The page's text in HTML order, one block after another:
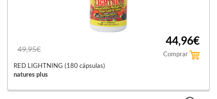
49,95€
44,96€
Comprar
RED LIGHTNING (180 cápsulas)
natures plus